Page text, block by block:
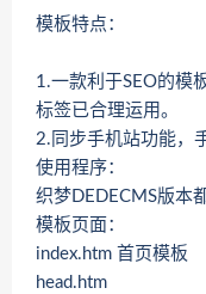
模板特点：
1.一款利于SEO的模
标签已合理运用。
2.同步手机站功能，
使用程序：
织梦DEDECMS版本
模板页面：
index.htm 首页模板
head.htm